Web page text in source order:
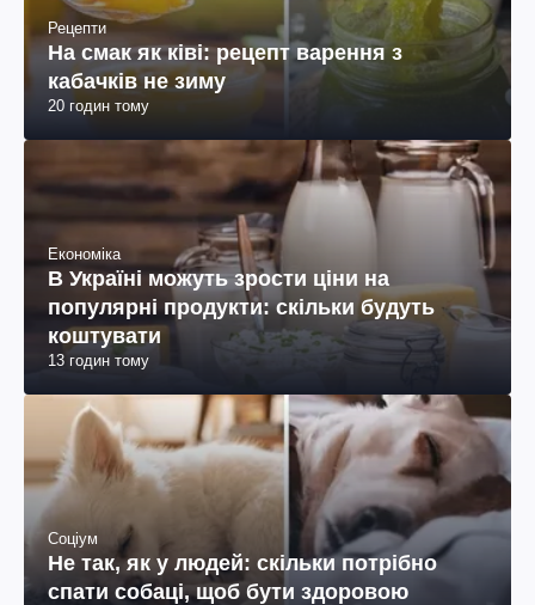
Рецепти
На смак як ківі: рецепт варення з
кабачків не зиму
20 годин тому
Економіка
В Україні можуть зрости ціни на
популярні продукти: скільки будуть
коштувати
13 годин тому
Соціум
Не так, як у людей: скільки потрібно
спати собаці, щоб бути здоровою